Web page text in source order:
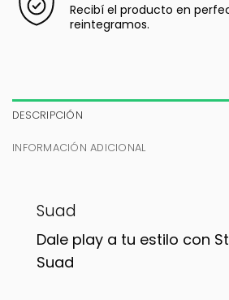
Recibí el producto en
reintegramos.
DESCRIPCIÓN
INFORMACIÓN ADICIONAL
Suad
Dale play a tu estilo con
Suad